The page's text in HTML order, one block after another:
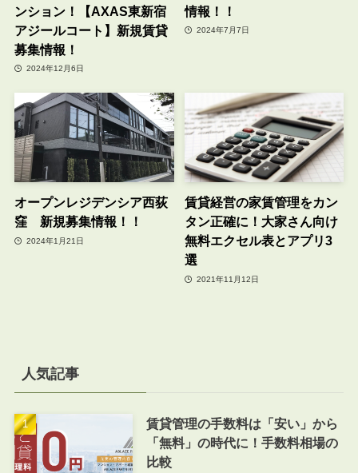
ンション！【AXAS東新宿
アジールコート】新規賃貸
募集情報！
2024年12月6日
情報！！
2024年7月7日
オープンレジデンシア西荻
窪 新規募集情報！！
2024年1月21日
賃貸経営の家賃管理をカン
タン正確に！大家さん向け
無料エクセル表とアプリ3
選
2021年11月12日
人気記事
賃貸管理の手数料は「安い」から
「無料」の時代に！手数料相場の
比較